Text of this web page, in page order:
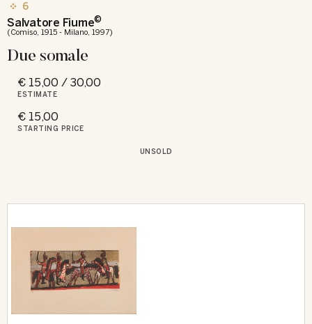
6
Salvatore Fiume©
(Comiso, 1915 - Milano, 1997)
Due somale
€ 15,00 / 30,00
ESTIMATE
€ 15,00
STARTING PRICE
UNSOLD